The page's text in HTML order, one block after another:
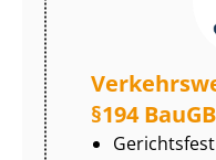
§194 BauGB
Gerichtsfest